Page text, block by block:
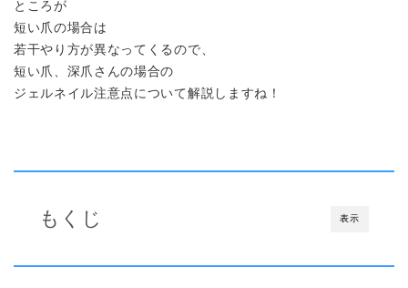
ところが
短い爪の場合は
若干やり方が異なってくるので、
短い爪、深爪さんの場合の
ジェルネイル注意点について解説しますね！
表示
もくじ